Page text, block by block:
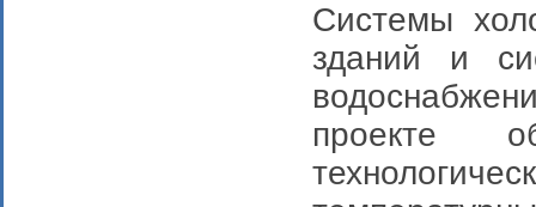
Системы
зданий и
проекте